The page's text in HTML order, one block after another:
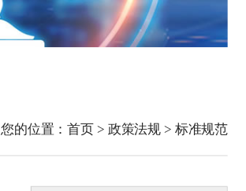
您的位置： 首页> 政策法规>标准规范